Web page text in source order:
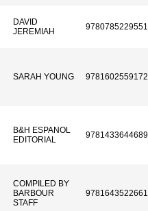
DAVID
JEREMIAH
9780785229551
SARAH YOUNG 9781602559172
B&H ESPANOL
EDITORIAL
9781433644689
COMPILED BY
BARBOUR
STAFF
9781643522661